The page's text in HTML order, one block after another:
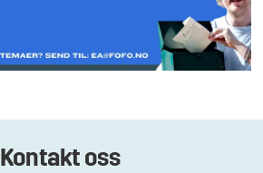
Kontakt oss